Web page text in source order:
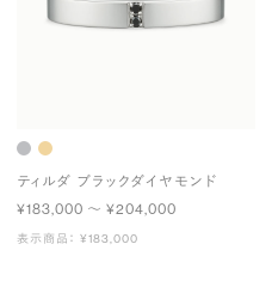
ティルダ ブラックダイヤモンド
¥183,000 〜 ¥204,000
表示商品： ¥183,000